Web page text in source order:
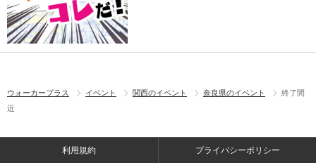
ウォーカープラス イベント 関西のイベント 奈良県のイベント
終了間
近
利用規約 プライバシーポリシー